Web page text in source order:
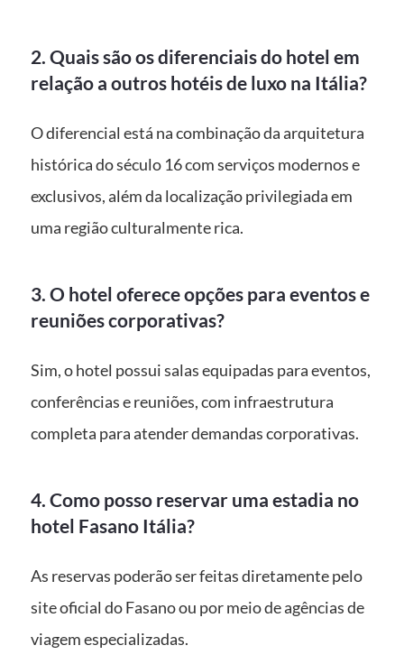
2. Quais são os diferenciais do hotel em
relação a outros hotéis de luxo na Itália?
O diferencial está na combinação da arquitetura
histórica do século 16 com serviços modernos e
exclusivos, além da localização privilegiada em
uma região culturalmente rica.
3. O hotel oferece opções para eventos e
reuniões corporativas?
Sim, o hotel possui salas equipadas para eventos,
conferências e reuniões, com infraestrutura
completa para atender demandas corporativas.
4. Como posso reservar uma estadia no
hotel Fasano Itália?
As reservas poderão ser feitas diretamente pelo
site oficial do Fasano ou por meio de agências de
viagem especializadas.